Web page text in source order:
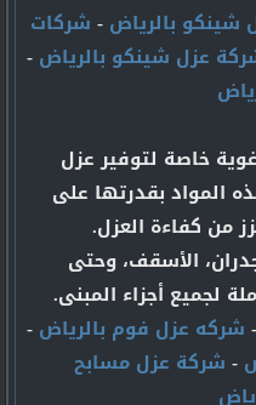
شينكو بالرياض - شركات
عزل شينكو بالرياض -
خاصة لتوفير عزل
المواد بقدرتها على
من كفاءة العزل.
الأسقف، وحتى
لجميع أجزاء المبنى.
- شركه عزل فوم بالرياض -
- شركة عزل مسابح